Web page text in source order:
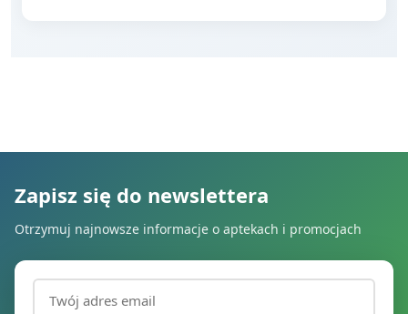
Zapisz się do newslettera
Otrzymuj najnowsze informacje o aptekach i promocjach
Adres email (wymagany)